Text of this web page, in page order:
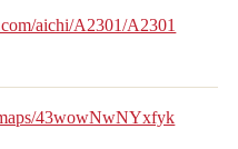
aichi/A2301/A2301
43wowNwNYxfyk